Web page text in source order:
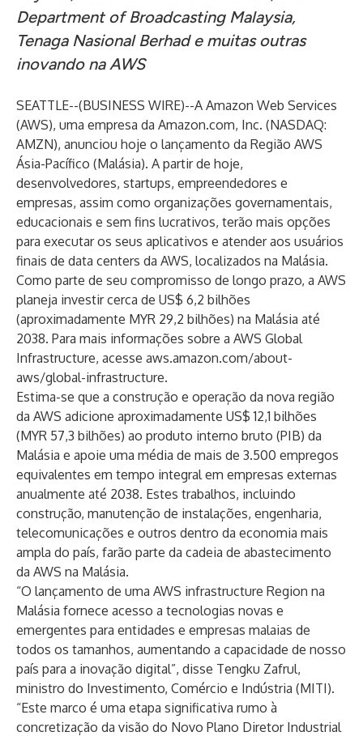
Department of Broadcasting Malaysia,
Tenaga Nasional Berhad e muitas outras
inovando na AWS
SEATTLE--(BUSINESS WIRE)--A Amazon Web Services
(AWS), uma empresa da Amazon.com, Inc. (NASDAQ:
AMZN), anunciou hoje o lançamento da Região AWS
Ásia-Pacífico (Malásia). A partir de hoje,
desenvolvedores, startups, empreendedores e
empresas, assim como organizações governamentais,
educacionais e sem fins lucrativos, terão mais opções
para executar os seus aplicativos e atender aos usuários
finais de data centers da AWS, localizados na Malásia.
Como parte de seu compromisso de longo prazo, a AWS
planeja investir cerca de US$ 6,2 bilhões
(aproximadamente MYR 29,2 bilhões) na Malásia até
2038. Para mais informações sobre a AWS Global
Infrastructure, acesse aws.amazon.com/about-
aws/global-infrastructure.
Estima-se que a construção e operação da nova região
da AWS adicione aproximadamente US$ 12,1 bilhões
(MYR 57,3 bilhões) ao produto interno bruto (PIB) da
Malásia e apoie uma média de mais de 3.500 empregos
equivalentes em tempo integral em empresas externas
anualmente até 2038. Estes trabalhos, incluindo
construção, manutenção de instalações, engenharia,
telecomunicações e outros dentro da economia mais
ampla do país, farão parte da cadeia de abastecimento
da AWS na Malásia.
“O lançamento de uma AWS infrastructure Region na
Malásia fornece acesso a tecnologias novas e
emergentes para entidades e empresas malaias de
todos os tamanhos, aumentando a capacidade de nosso
país para a inovação digital”, disse Tengku Zafrul,
ministro do Investimento, Comércio e Indústria (MITI).
“Este marco é uma etapa significativa rumo à
concretização da visão do Novo Plano Diretor Industrial